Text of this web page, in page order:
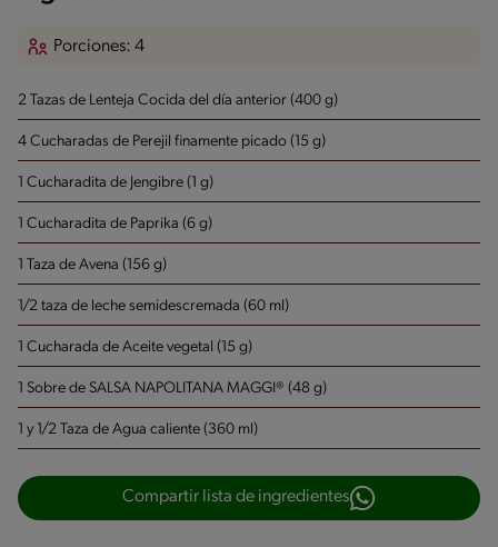
Porciones: 4
2 Tazas de Lenteja Cocida del día anterior (400 g)
4 Cucharadas de Perejil finamente picado (15 g)
1 Cucharadita de Jengibre (1 g)
1 Cucharadita de Paprika (6 g)
1 Taza de Avena (156 g)
1/2 taza de leche semidescremada (60 ml)
1 Cucharada de Aceite vegetal (15 g)
1 Sobre de SALSA NAPOLITANA MAGGI® (48 g)
1 y 1/2 Taza de Agua caliente (360 ml)
Compartir lista de ingredientes